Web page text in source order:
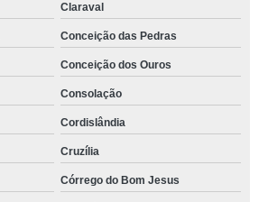
Claraval
Conceição das Pedras
Conceição dos Ouros
Consolação
Cordislândia
Cruzília
Córrego do Bom Jesus